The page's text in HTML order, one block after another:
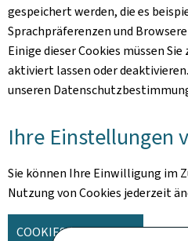
gespeichert werden, die es
Sprachpräferenzen und
Einige dieser Cookies müssen Sie
aktiviert lassen oder
unseren
Ihre Einstellungen
Sie können Ihre Einwilligung im
Nutzung von Cookies jederzeit
COOKIES VERWALTEN